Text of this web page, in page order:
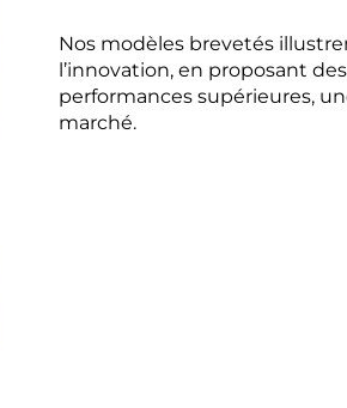
Nos modèles brevetés
l’innovation, en proposant
performances supérieures,
marché.